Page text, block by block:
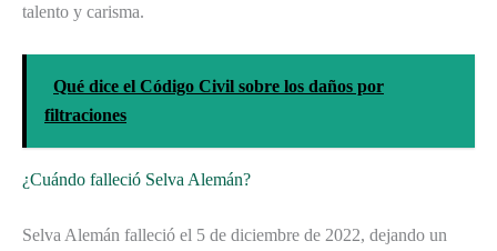
talento y carisma.
Qué dice el Código Civil sobre los daños por
filtraciones
¿Cuándo falleció Selva Alemán?
Selva Alemán falleció el 5 de diciembre de 2022, dejando un